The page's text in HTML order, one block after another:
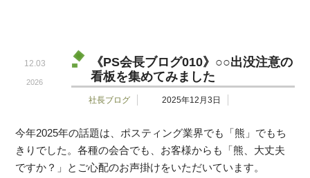
《PS会長ブログ010》○○出没注意の
看板を集めてみました
社長ブログ 2025年12月3日
2026
12.03
今年2025年の話題は、ポスティング業界でも「熊」でもち
きりでした。各種の会合でも、お客様からも「熊、大丈夫
ですか？」とご心配のお声掛けをいただいています。